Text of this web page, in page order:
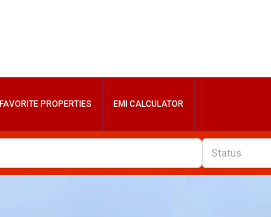
FAVORITE PROPERTIES EMI CALCULATOR
Status